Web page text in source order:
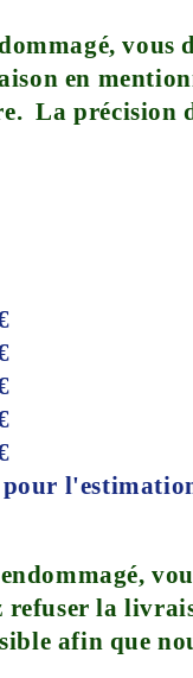
vous
en
La précision
refuser la
afin que